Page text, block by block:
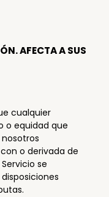
AFECTA A SUS
cualquier
o equidad que
o derivada de
se